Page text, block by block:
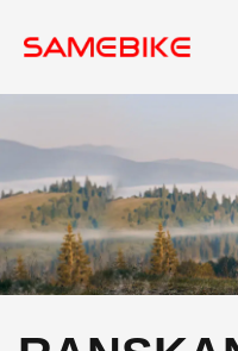
sisältöön